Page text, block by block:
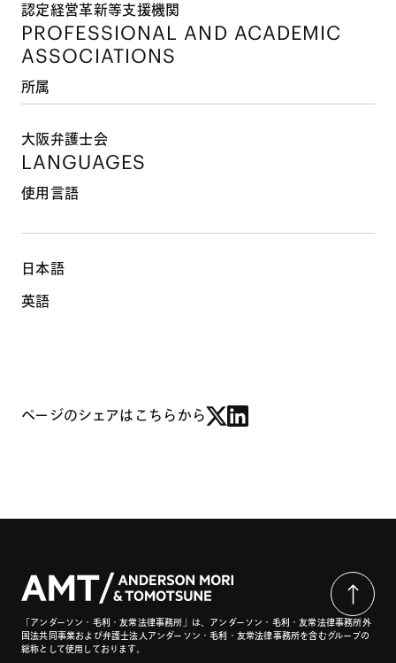
認定経営革新等支援機関
PROFESSIONAL AND ACADEMIC
ASSOCIATIONS
所属
大阪弁護士会
LANGUAGES
使用言語
日本語
英語
ページのシェアはこちらから
「アンダーソン・毛利・友常法律事務所」は、アンダーソン・毛利・友常法律事務所外
国法共同事業および弁護士法人アンダーソン・毛利・友常法律事務所を含むグループの
総称として使用しております。